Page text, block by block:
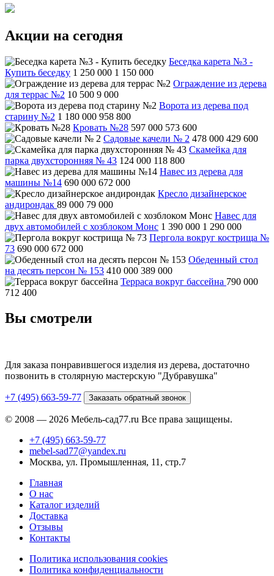
Акции на сегодня
Беседка карета №3 -
Купить беседку 1 250 000 1 150 000
Ограждение из дерева
для террас №2 10 500 9 000
Ворота из дерева под
старину №2 1 180 000 958 800
Кровать №28 597 000 573 600
Садовые качели № 2 478 000 429 600
Скамейка для
парка двухсторонняя № 43 124 000 118 800
Навес из дерева для
машины №14 690 000 672 000
Кресло дизайнерское
андирондак 89 000 79 000
Навес для
двух автомобилей с хозблоком Монс 1 390 000 1 290 000
Пергола вокруг кострища №
73 690 000 672 000
Обеденный стол
на десять персон № 153 410 000 389 000
Терраса вокруг бассейна 790 000
712 400
Вы смотрели
Для заказа понравившегося изделия из дерева, достаточно
позвонить в столярную мастерскую "Дубравушка"
+7 (495) 663-59-77 Заказать обратный звонок
© 2008 — 2026 Мебель-сад77.ru Все права защищены.
+7 (495) 663-59-77
mebel-sad77@yandex.ru
Москва, ул. Промышленная, 11, стр.7
Главная
О нас
Каталог изделий
Доставка
Отзывы
Контакты
Политика использования cookies
Политика конфиденциальности